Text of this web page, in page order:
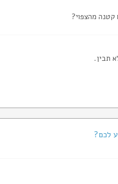
קטנה מהצפוי?
תבין.